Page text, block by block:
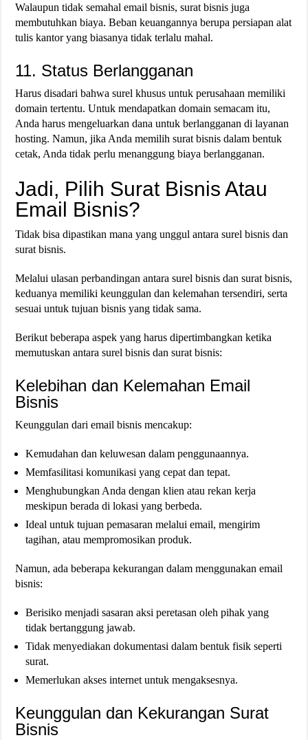
Walaupun tidak semahal email bisnis, surat bisnis juga
membutuhkan biaya. Beban keuangannya berupa persiapan alat
tulis kantor yang biasanya tidak terlalu mahal.
11. Status Berlangganan
Harus disadari bahwa surel khusus untuk perusahaan memiliki
domain tertentu. Untuk mendapatkan domain semacam itu,
Anda harus mengeluarkan dana untuk berlangganan di layanan
hosting. Namun, jika Anda memilih surat bisnis dalam bentuk
cetak, Anda tidak perlu menanggung biaya berlangganan.
Jadi, Pilih Surat Bisnis Atau
Email Bisnis?
Tidak bisa dipastikan mana yang unggul antara surel bisnis dan
surat bisnis.
Melalui ulasan perbandingan antara surel bisnis dan surat bisnis,
keduanya memiliki keunggulan dan kelemahan tersendiri, serta
sesuai untuk tujuan bisnis yang tidak sama.
Berikut beberapa aspek yang harus dipertimbangkan ketika
memutuskan antara surel bisnis dan surat bisnis:
Kelebihan dan Kelemahan Email
Bisnis
Keunggulan dari email bisnis mencakup:
Kemudahan dan keluwesan dalam penggunaannya.
Memfasilitasi komunikasi yang cepat dan tepat.
Menghubungkan Anda dengan klien atau rekan kerja
meskipun berada di lokasi yang berbeda.
Ideal untuk tujuan pemasaran melalui email, mengirim
tagihan, atau mempromosikan produk.
Namun, ada beberapa kekurangan dalam menggunakan email
bisnis:
Berisiko menjadi sasaran aksi peretasan oleh pihak yang
tidak bertanggung jawab.
Tidak menyediakan dokumentasi dalam bentuk fisik seperti
surat.
Memerlukan akses internet untuk mengaksesnya.
Keunggulan dan Kekurangan Surat
Bisnis